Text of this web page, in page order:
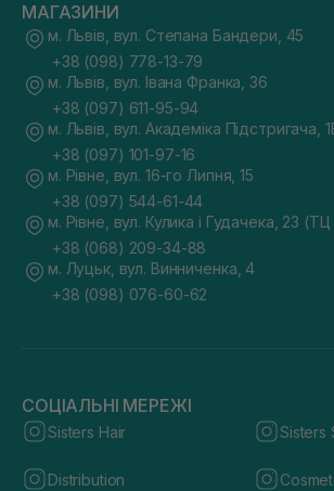
МАГАЗИНИ
м. Львів, вул. Степана Бандери, 45
+38 (098) 778-13-79
м. Львів, вул. Івана Франка, 36
+38 (097) 611-95-94
м. Львів, вул. Академіка Підстригача,
+38 (097) 101-97-16
м. Рівне, вул. 16-го Липня, 15
+38 (097) 544-61-44
м. Рівне, вул. Кулика і Гудачека, 23
+38 (068) 209-34-88
м. Луцьк, вул. Винниченка, 4
+38 (098) 076-60-62
СОЦІАЛЬНІ МЕРЕЖІ
Sisters Hair Sisters
Distribution